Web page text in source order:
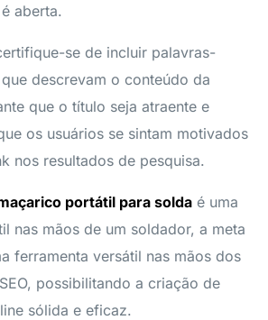
aberta.
se de incluir palavras-
descrevam o conteúdo da
que o título seja atraente e
os usuários se sintam motivados
nos resultados de pesquisa.
portátil para solda é uma
nas mãos de um soldador, a meta
ferramenta versátil nas mãos dos
possibilitando a criação de
sólida e eficaz.